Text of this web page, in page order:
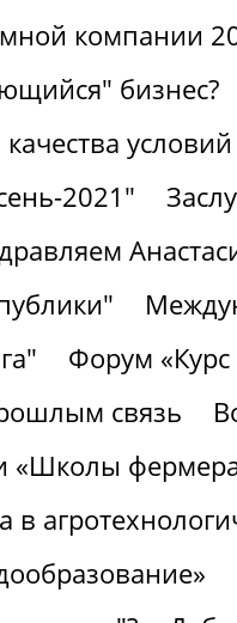
компании
бизнес?
2021"
Форум «Курс
связь
«Школы
в